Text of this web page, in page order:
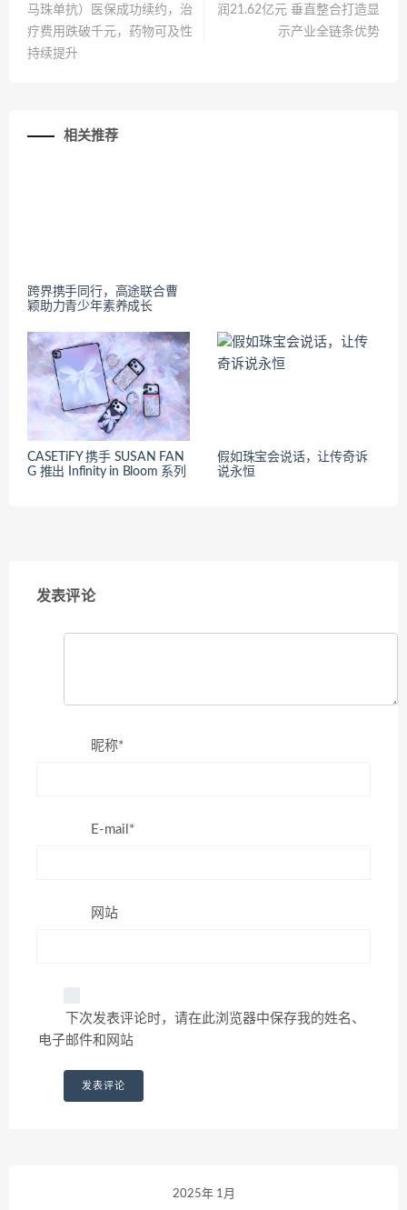
马珠单抗）医保成功续约，治
疗费用跌破千元，药物可及性
持续提升
润21.62亿元 垂直整合打造显
示产业全链条优势
相关推荐
跨界携手同行，高途联合曹
颖助力青少年素养成长
CASETiFY 携手 SUSAN FAN
G 推出 Infinity in Bloom 系列
假如珠宝会说话，让传奇诉
说永恒
发表评论
昵称*
E-mail*
网站
下次发表评论时，请在此浏览器中保存我的姓名、
电子邮件和网站
2025年 1月